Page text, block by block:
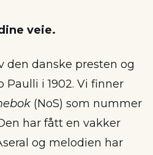
veie.
den danske presten og
i 1902. Vi finner
(NoS) som nummer
har fått en vakker
og melodien har